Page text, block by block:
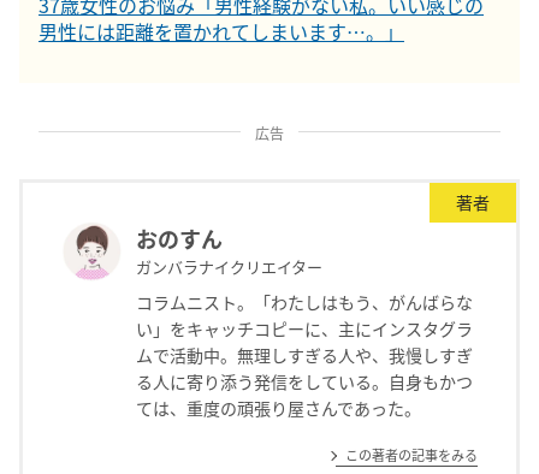
男性には距離を置かれてしまいます…。」
広告
著者
おのすん
ガンバラナイクリエイター
コラムニスト。「わたしはもう、がんばらな
い」をキャッチコピーに、主にインスタグラ
ムで活動中。無理しすぎる人や、我慢しすぎ
る人に寄り添う発信をしている。自身もかつ
ては、重度の頑張り屋さんであった。
この著者の記事をみる